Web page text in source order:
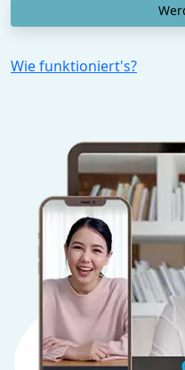
Wie funktioniert's?